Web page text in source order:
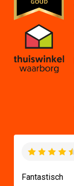
Fantastisch